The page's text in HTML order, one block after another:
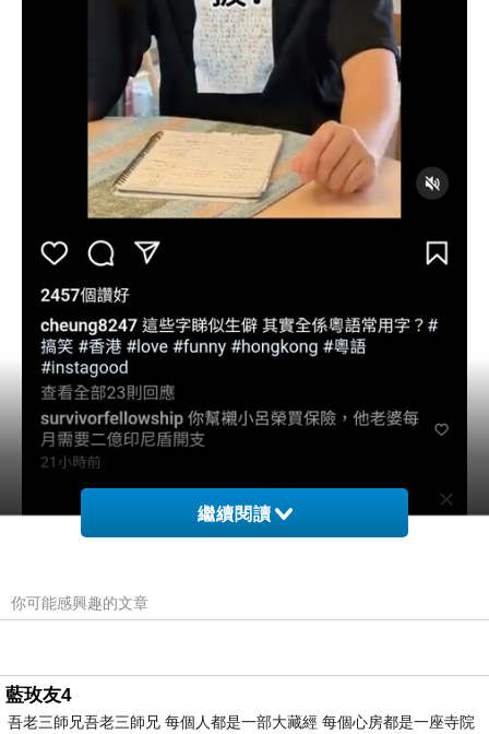
繼續閱讀
你可能感興趣的文章
藍玫友4
吾老三師兄吾老三師兄 每個人都是一部大藏經 每個心房都是一座寺院